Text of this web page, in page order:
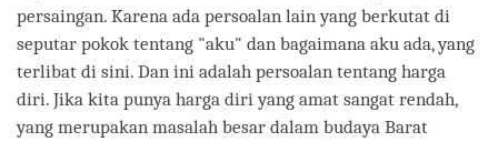
persaingan. Karena ada persoalan lain yang berkutat di
seputar pokok tentang "aku" dan bagaimana aku ada, yang
terlibat di sini. Dan ini adalah persoalan tentang harga
diri. Jika kita punya harga diri yang amat sangat rendah,
yang merupakan masalah besar dalam budaya Barat